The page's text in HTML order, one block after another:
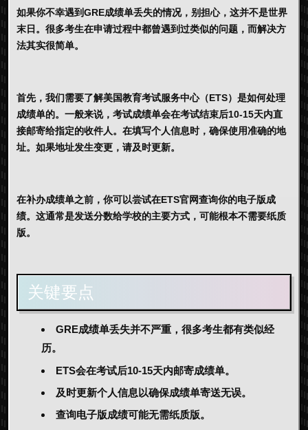
如果你不幸遇到GRE成绩单丢失的情况，别担心，这并不是世界
末日。很多考生在申请过程中都曾遇到过类似的问题，而解决方
法其实很简单。
首先，我们需要了解美国教育考试服务中心（ETS）是如何处理
成绩单的。一般来说，考试成绩单会在考试结束后10-15天内直
接邮寄给指定的收件人。在填写个人信息时，确保使用准确的地
址。如果地址发生变更，请及时更新。
在补办成绩单之前，你可以尝试在ETS官网查询你的电子版成
绩。这通常是发送分数给学校的主要方式，可能根本不需要纸质
版。
关键要点
GRE成绩单丢失并不严重，很多考生都有类似经
历。
ETS会在考试后10-15天内邮寄成绩单。
及时更新个人信息以确保成绩单寄送无误。
查询电子版成绩可能无需纸质版。